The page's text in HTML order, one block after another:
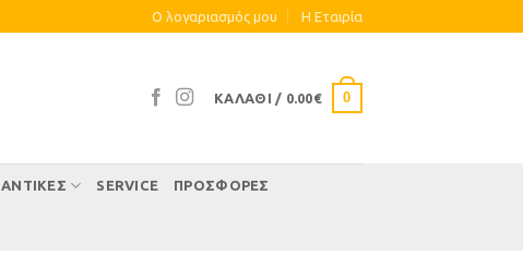
Ο λογαριασμός μου Η Eταιρία
ΚΑΛΆΘΙ / 0.00€ 0
ΑΝΤΊΚΕΣ SERVICE ΠΡΟΣΦΟΡΕΣ